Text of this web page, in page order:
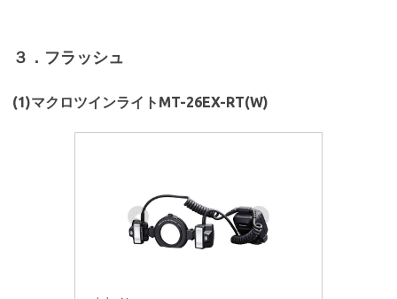
３．フラッシュ
(1)マクロツインライトMT-26EX-RT(W)